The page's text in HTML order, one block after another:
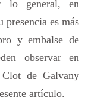
lo general, en
presencia es más
y embalse de
observar en
de Galvany
artículo.